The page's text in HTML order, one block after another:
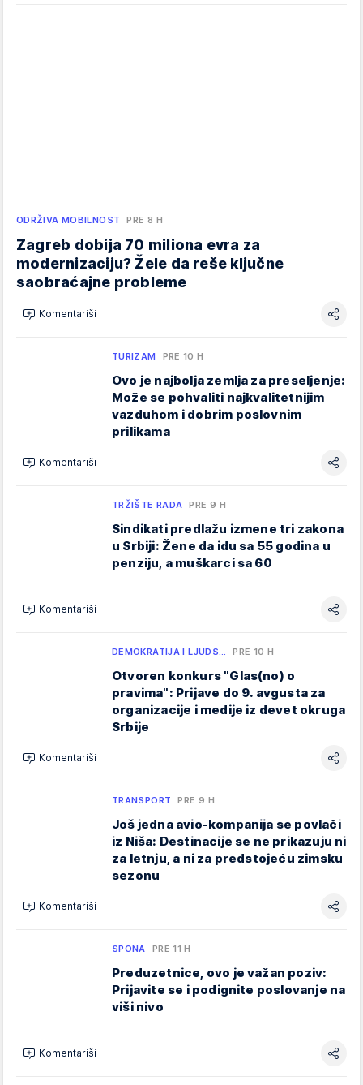
ODRŽIVA MOBILNOST PRE 8 H
Zagreb dobija 70 miliona evra za
modernizaciju? Žele da reše ključne
saobraćajne probleme
Komentariši
TURIZAM PRE 10 H
Ovo je najbolja zemlja za preseljenje:
Može se pohvaliti najkvalitetnijim
vazduhom i dobrim poslovnim
prilikama
Komentariši
TRŽIŠTE RADA PRE 9 H
Sindikati predlažu izmene tri zakona
u Srbiji: Žene da idu sa 55 godina u
penziju, a muškarci sa 60
Komentariši
DEMOKRATIJA I LJUDS… PRE 10 H
Otvoren konkurs "Glas(no) o
pravima": Prijave do 9. avgusta za
organizacije i medije iz devet okruga
Srbije
Komentariši
TRANSPORT PRE 9 H
Još jedna avio-kompanija se povlači
iz Niša: Destinacije se ne prikazuju ni
za letnju, a ni za predstojeću zimsku
sezonu
Komentariši
SPONA PRE 11 H
Preduzetnice, ovo je važan poziv:
Prijavite se i podignite poslovanje na
viši nivo
Komentariši